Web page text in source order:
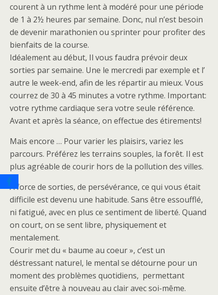
courent à un rythme lent à modéré pour une période
de 1 à 2½ heures par semaine. Donc, nul n’est besoin
de devenir marathonien ou sprinter pour profiter des
bienfaits de la course.
Idéalement au début, Il vous faudra prévoir deux
sorties par semaine. Une le mercredi par exemple et l’
autre le week-end, afin de les répartir au mieux. Vous
courrez de 30 à 45 minutes a votre rythme. Important:
votre rythme cardiaque sera votre seule référence.
Avant et après la séance, on effectue des étirements!
Mais encore … Pour varier les plaisirs, variez les
parcours. Préférez les terrains souples, la forêt. Il est
plus agréable de courir hors de la pollution des villes.
A force de sorties, de persévérance, ce qui vous était
difficile est devenu une habitude. Sans être essoufflé,
ni fatigué, avec en plus ce sentiment de liberté. Quand
on court, on se sent libre, physiquement et
mentalement.
Courir met du « baume au coeur », c’est un
déstressant naturel, le mental se détourne pour un
moment des problèmes quotidiens, permettant
ensuite d’être à nouveau au clair avec soi-même.